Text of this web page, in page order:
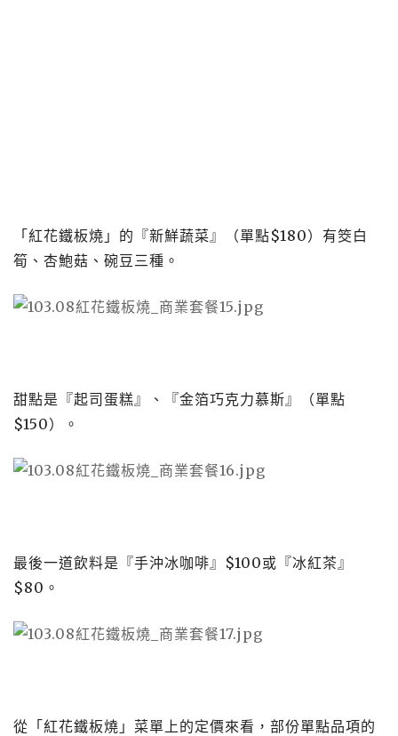
「紅花鐵板燒」的『新鮮蔬菜』（單點$180）有筊白
筍、杏鮑菇、碗豆三種。
甜點是『起司蛋糕』、『金箔巧克力慕斯』（單點
$150）。
最後一道飲料是『手沖冰咖啡』 $100或『冰紅茶』
$80 。
從「紅花鐵板燒」菜單上的定價來看，部份單點品項的